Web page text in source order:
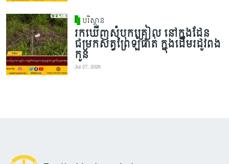
បរិស្ថាន
រកឃើញសំបុកគ្រៀល នៅក្នុងដែន
ជម្រកសត្វព្រៃឡំផាត់ ក្នុងដើមរដូវពង
កូន
Jul 27, 2026